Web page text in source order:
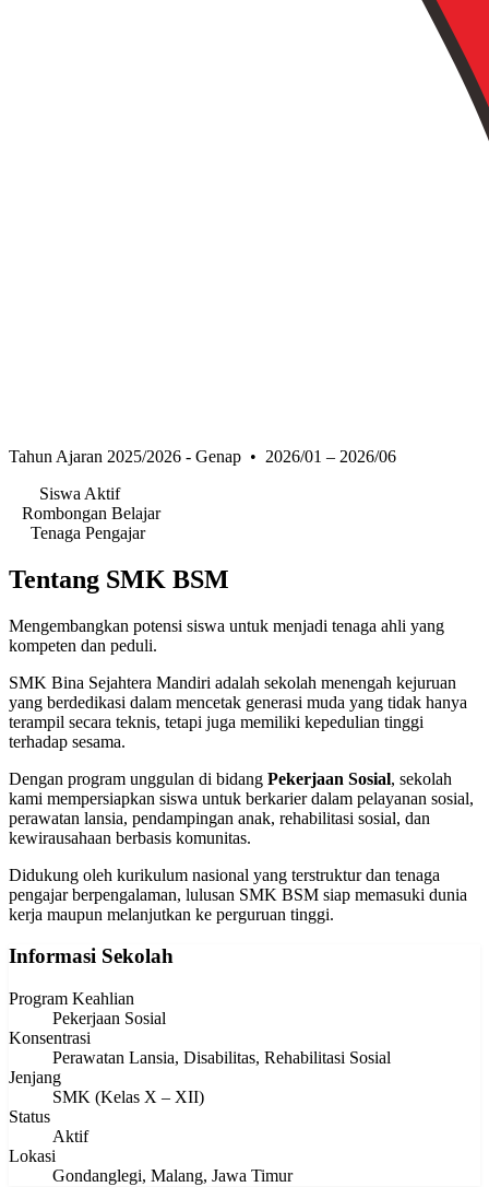
Tahun Ajaran 2025/2026 - Genap • 2026/01 – 2026/06
Siswa Aktif
Rombongan Belajar
Tenaga Pengajar
Tentang SMK BSM
Mengembangkan potensi siswa untuk menjadi tenaga ahli yang
kompeten dan peduli.
SMK Bina Sejahtera Mandiri adalah sekolah menengah kejuruan
yang berdedikasi dalam mencetak generasi muda yang tidak hanya
terampil secara teknis, tetapi juga memiliki kepedulian tinggi
terhadap sesama.
Dengan program unggulan di bidang Pekerjaan Sosial, sekolah
kami mempersiapkan siswa untuk berkarier dalam pelayanan sosial,
perawatan lansia, pendampingan anak, rehabilitasi sosial, dan
kewirausahaan berbasis komunitas.
Didukung oleh kurikulum nasional yang terstruktur dan tenaga
pengajar berpengalaman, lulusan SMK BSM siap memasuki dunia
kerja maupun melanjutkan ke perguruan tinggi.
Informasi Sekolah
Program Keahlian
Pekerjaan Sosial
Konsentrasi
Perawatan Lansia, Disabilitas, Rehabilitasi Sosial
Jenjang
SMK (Kelas X – XII)
Status
Aktif
Lokasi
Gondanglegi, Malang, Jawa Timur